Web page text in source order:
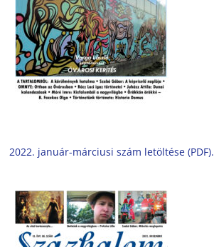
2022. január-márciusi szám letöltése (PDF).